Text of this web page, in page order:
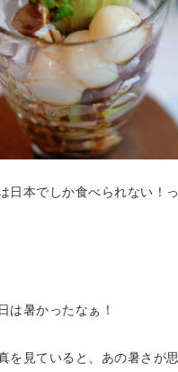
日本でしか食べられない！
は暑かったなぁ！
を見ていると、あの暑さが